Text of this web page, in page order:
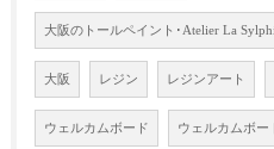
大阪のトールペイント･Atelier La
大阪 レジン レジンアート
ウェルカムボード ウェルカムボー